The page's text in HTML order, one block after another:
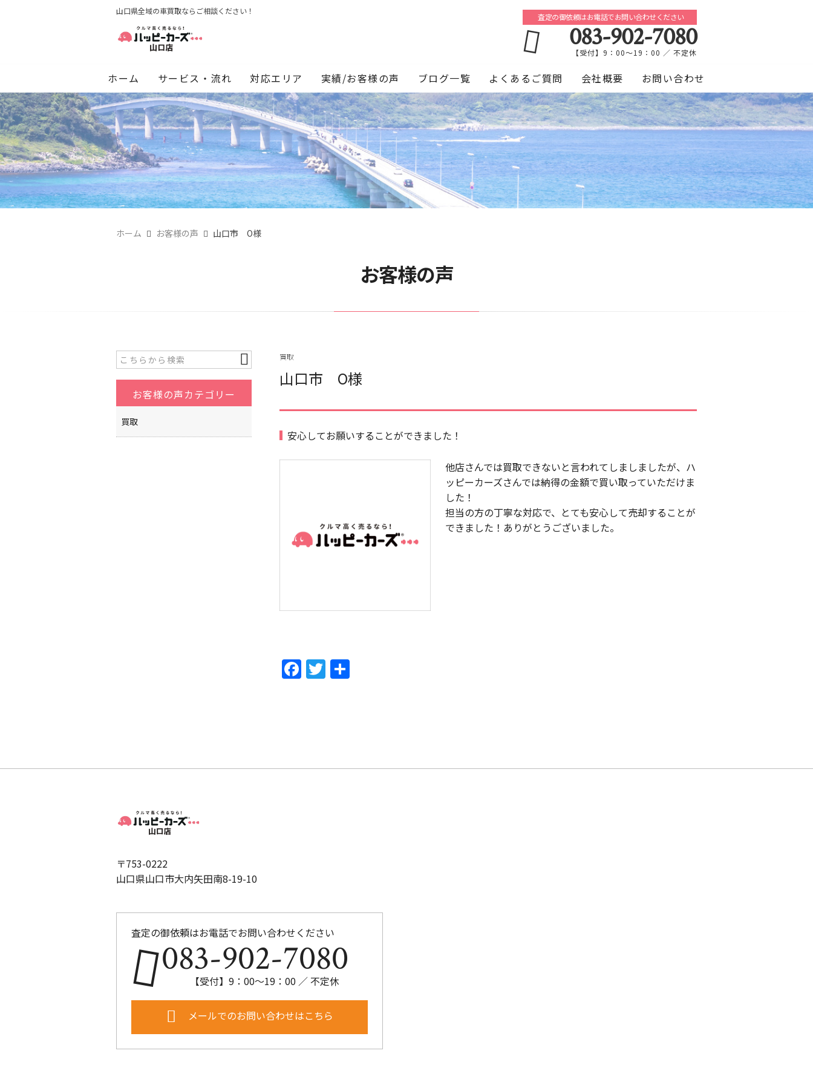
山口県全域の車買取ならご相談ください！
査定の御依頼はお電話でお問い合わせください
083-902-7080
【受付】9：00～19：00 ／ 不定休
ホーム サービス・流れ 対応エリア 実績/お客様の声 ブログ一覧 よくあるご質問 会社概要 お問い合わせ
ホーム お客様の声 山口市 O様
お客様の声
買取
山口市 O様
安心してお願いすることができました！
他店さんでは買取できないと言われてしましましたが、ハ
ッピーカーズさんでは納得の金額で買い取っていただけま
した！
担当の方の丁寧な対応で、とても安心して売却することが
できました！ありがとうございました。
F
o
T
お客様の声カテゴリー
買取
〒753-0222
山口県山口市大内矢田南8-19-10
査定の御依頼はお電話でお問い合わせください
083-902-7080
【受付】9：00～19：00 ／ 不定休
メールでのお問い合わせはこちら